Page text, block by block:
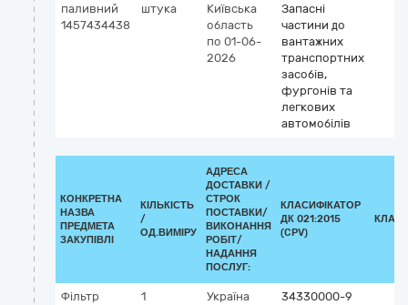
паливний
1457434438
штука
Київська
область
по 01-06-
2026
Запасні
частини до
вантажних
транспортних
засобів,
фургонів та
легкових
автомобілів
КОНКРЕТНА
НАЗВА
ПРЕДМЕТА
ЗАКУПІВЛІ
КІЛЬКІСТЬ
/
ОД.ВИМІРУ
АДРЕСА
ДОСТАВКИ /
СТРОК
ПОСТАВКИ/
ВИКОНАННЯ
РОБІТ/
НАДАННЯ
ПОСЛУГ:
КЛАСИФІКАТОР
ДК 021:2015
(CPV)
Фільтр
1
Україна
34330000-9